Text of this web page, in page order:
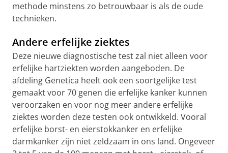
methode minstens zo betrouwbaar is als de oude
technieken.
Andere erfelijke ziektes
Deze nieuwe diagnostische test zal niet alleen voor
erfelijke hartziekten worden aangeboden. De
afdeling Genetica heeft ook een soortgelijke test
gemaakt voor 70 genen die erfelijke kanker kunnen
veroorzaken en voor nog meer andere erfelijke
ziektes worden deze testen ook ontwikkeld. Vooral
erfelijke borst- en eierstokkanker en erfelijke
darmkanker zijn niet zeldzaam in ons land. Ongeveer